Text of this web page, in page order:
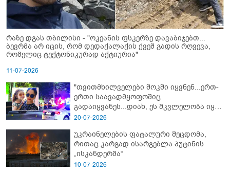
რაზე დგას თბილისი - "ოკეანის ფსკერზე დავაბიჯებთ...
ბევრმა არ იცის, რომ დედაქალაქის ქვეშ გადის რღვევა,
რომელიც ტექტონიკურად აქტიურია"
11-07-2026
"თვითმხილველები შოკში იყვნენ...ერთ-
ერთი საავადმყოფოშიც
გადაიყვანეს...დიახ, ეს მკვლელობა იყო"
- გორში დატრიალებული ტრაგედიის
20-07-2026
უკრაინელების ფატალური შეცდომა,
რითაც კარგად ისარგებლა პუტინის
„ისკანდერმა“
10-07-2026